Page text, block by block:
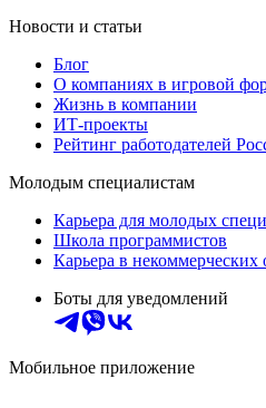
Новости и статьи
Блог
О компаниях в игровой
Жизнь в компании
ИТ-проекты
Рейтинг работодателей
Молодым специалистам
Карьера для молодых
Школа программистов
Карьера в некоммерческих
Боты для уведомлений
Мобильное приложение